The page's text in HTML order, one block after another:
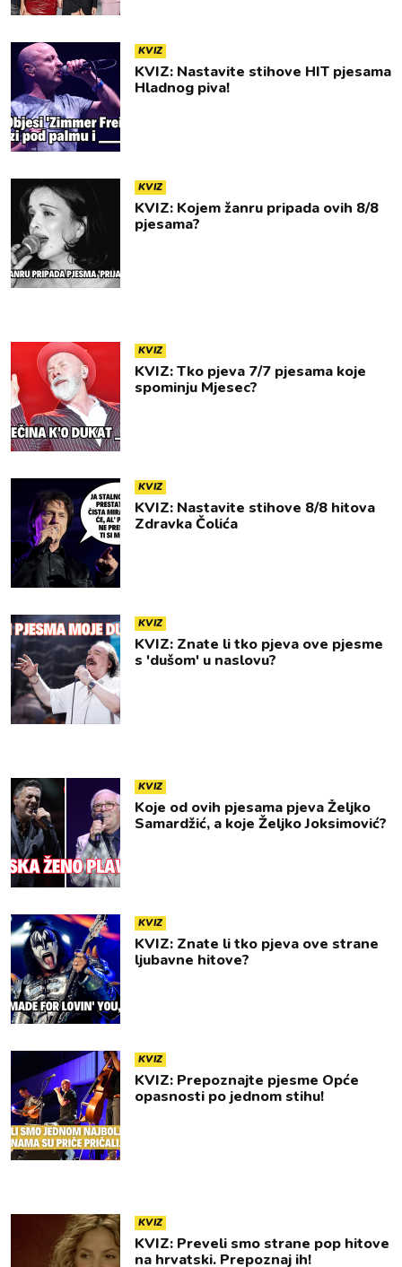
KVIZ
KVIZ: Nastavite stihove HIT pjesama
Hladnog piva!
KVIZ
KVIZ: Kojem žanru pripada ovih 8/8
pjesama?
KVIZ
KVIZ: Tko pjeva 7/7 pjesama koje
spominju Mjesec?
KVIZ
KVIZ: Nastavite stihove 8/8 hitova
Zdravka Čolića
KVIZ
KVIZ: Znate li tko pjeva ove pjesme
s 'dušom' u naslovu?
KVIZ
Koje od ovih pjesama pjeva Željko
Samardžić, a koje Željko Joksimović?
KVIZ
KVIZ: Znate li tko pjeva ove strane
ljubavne hitove?
KVIZ
KVIZ: Prepoznajte pjesme Opće
opasnosti po jednom stihu!
KVIZ
KVIZ: Preveli smo strane pop hitove
na hrvatski. Prepoznaj ih!